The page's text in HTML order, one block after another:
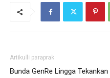
Artikulli paraprak
Bunda GenRe Lingga Tekankan